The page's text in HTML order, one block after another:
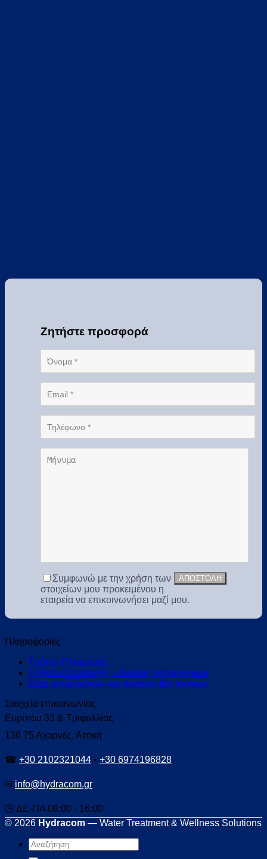
Ζητήστε προσφορά
Συμφωνώ με την χρήση των
στοιχείων μου προκειμένου η
εταιρεία να επικοινωνήσει μαζί μου.
Πληροφορίες
Τρόποι Πληρωμής
Τρόποι Αποστολής – Κόστος μεταφορικών
Όροι συναλλαγών και πολιτική Επιτροφών
Στοιχεία επικοινωνίας
Ευρίπου 33 & Τριφυλλίας
136 75 Αχαρνές, Αττική
☎ +30 2102321044 • +30 6974196828
✉ info@hydracom.gr
🕒 ΔΕ-ΠΑ 08:00 - 16:00
© 2026 Hydracom — Water Treatment & Wellness Solutions
Αναζήτηση
για: